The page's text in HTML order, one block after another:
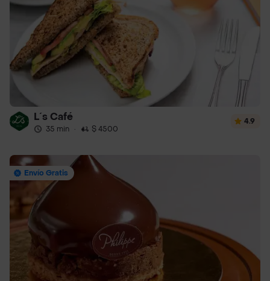
L´s Café
35 min · $ 4500
4.9
Envío Gratis